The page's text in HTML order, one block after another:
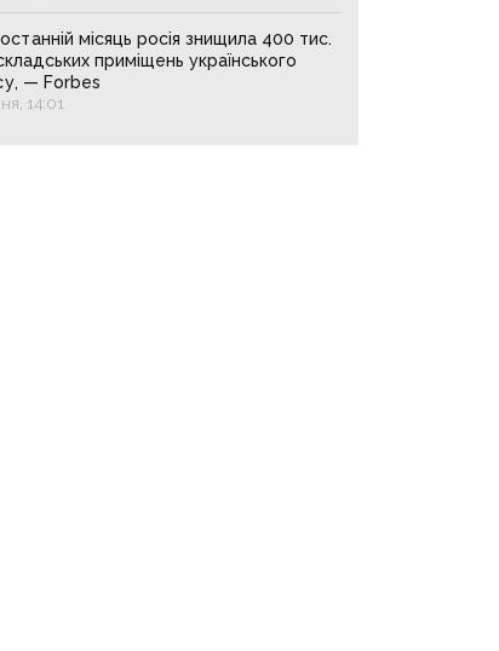
місяць росія знищила 400 тис.
приміщень українського
— Forbes
14:01